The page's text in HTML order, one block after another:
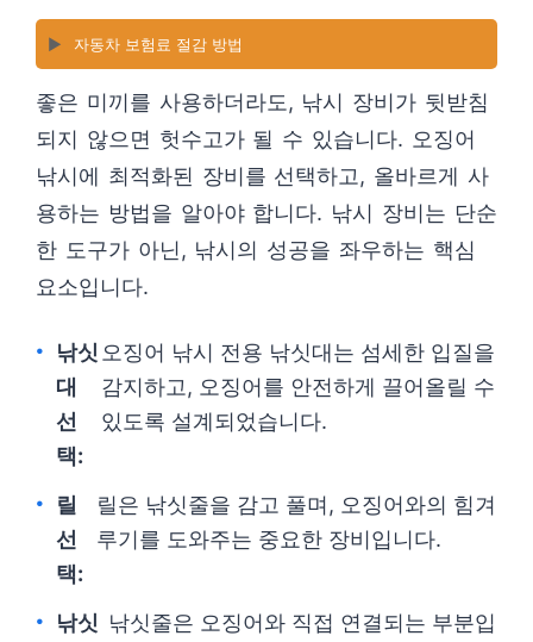
▶️ 자동차 보험료 절감 방법
좋은 미끼를 사용하더라도, 낚시 장비가 뒷받침
되지 않으면 헛수고가 될 수 있습니다. 오징어
낚시에 최적화된 장비를 선택하고, 올바르게 사
용하는 방법을 알아야 합니다. 낚시 장비는 단순
한 도구가 아닌, 낚시의 성공을 좌우하는 핵심
요소입니다.
낚싯
대
선
택:
오징어 낚시 전용 낚싯대는 섬세한 입질을
감지하고, 오징어를 안전하게 끌어올릴 수
있도록 설계되었습니다.
릴
선
택:
릴은 낚싯줄을 감고 풀며, 오징어와의 힘겨
루기를 도와주는 중요한 장비입니다.
낚싯 낚싯줄은 오징어와 직접 연결되는 부분입